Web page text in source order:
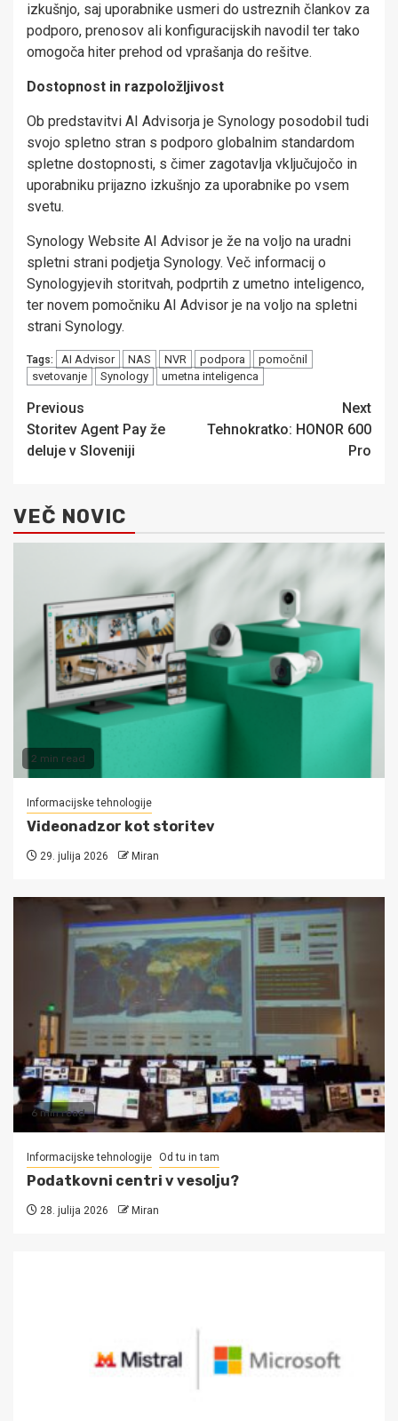
izkušnjo, saj uporabnike usmeri do ustreznih člankov za
podporo, prenosov ali konfiguracijskih navodil ter tako
omogoča hiter prehod od vprašanja do rešitve.
Dostopnost in razpoložljivost
Ob predstavitvi AI Advisorja je Synology posodobil tudi
svojo spletno stran s podporo globalnim standardom
spletne dostopnosti, s čimer zagotavlja vključujočo in
uporabniku prijazno izkušnjo za uporabnike po vsem
svetu.
Synology Website AI Advisor je že na voljo na uradni
spletni strani podjetja Synology. Več informacij o
Synologyjevih storitvah, podprtih z umetno inteligenco,
ter novem pomočniku AI Advisor je na voljo na spletni
strani Synology.
Tags: AI Advisor NAS NVR podpora
pomočnil
svetovanje
Synology umetna inteligenca
Post
navigation
Previous
Storitev Agent Pay že
deluje v Sloveniji
Next
Tehnokratko: HONOR 600
Pro
VEČ NOVIC
2 min read
Informacijske tehnologije
Videonadzor kot storitev
29. julija 2026 Miran
6 min read
Informacijske tehnologije Od tu in tam
Podatkovni centri v vesolju?
28. julija 2026 Miran